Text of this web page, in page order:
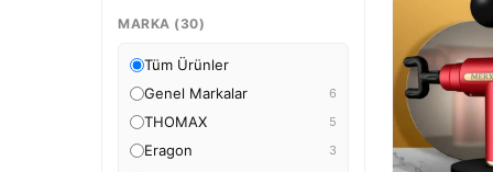
MARKA (30)
Tüm Ürünler
Genel Markalar
6
THOMAX 5
Eragon 3